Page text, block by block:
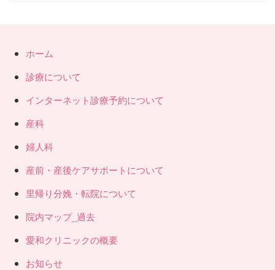
ホーム
診療について
インターネット診療予約について
産科
婦人科
産前・産後ケアサポートについて
里帰り分娩・転院について
院内マップ_過去
愛和クリニックの概要
お知らせ